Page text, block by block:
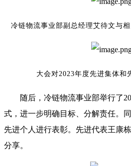
冷链物流事业部副总经理艾待文与
大会对2023年度先进集体和
随后，冷链物流事业部举行了
式，进一步明确目标、分解责任。
先进个人进行表彰。先进代表王康
分享。